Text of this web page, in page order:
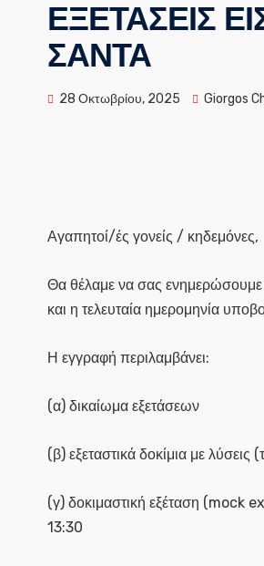
ΕΞΕΤΑΣΕΙΣ
ΣΑΝΤΑ
28 Οκτωβρίου, 2025 Giorgos
Αγαπητοί/ές γονείς / κηδεμόνες,
Θα θέλαμε να σας ενημερώσουμε
και η τελευταία ημερομηνία
Η εγγραφή περιλαμβάνει:
(α) δικαίωμα εξετάσεων
(β) εξεταστικά δοκίμια με λύσεις
(γ) δοκιμαστική εξέταση (mock
13:30